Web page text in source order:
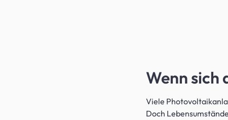
Wenn
Viele
Doch